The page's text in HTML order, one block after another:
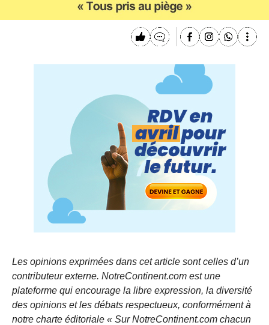
Les opinions exprimées dans cet article sont celles d’un
contributeur externe. NotreContinent.com est une
plateforme qui encourage la libre expression, la diversité
des opinions et les débats respectueux, conformément à
notre charte éditoriale « Sur NotreContinent.com chacun